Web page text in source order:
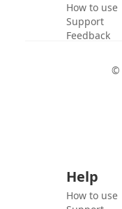
How to use
Support
Feedback
©
Help
How to use